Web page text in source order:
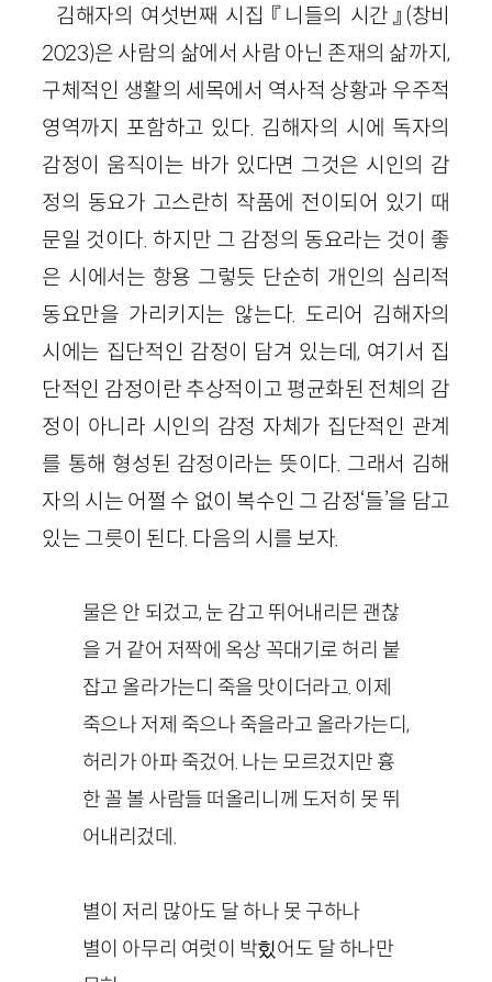
김해자의 여섯번째 시집 『니들의 시간』(창비
2023)은 사람의 삶에서 사람 아닌 존재의 삶까지,
구체적인 생활의 세목에서 역사적 상황과 우주적
영역까지 포함하고 있다. 김해자의 시에 독자의
감정이 움직이는 바가 있다면 그것은 시인의 감
정의 동요가 고스란히 작품에 전이되어 있기 때
문일 것이다. 하지만 그 감정의 동요라는 것이 좋
은 시에서는 항용 그렇듯 단순히 개인의 심리적
동요만을 가리키지는 않는다. 도리어 김해자의
시에는 집단적인 감정이 담겨 있는데, 여기서 집
단적인 감정이란 추상적이고 평균화된 전체의 감
정이 아니라 시인의 감정 자체가 집단적인 관계
를 통해 형성된 감정이라는 뜻이다. 그래서 김해
자의 시는 어쩔 수 없이 복수인 그 감정‘들’을 담고
있는 그릇이 된다. 다음의 시를 보자.
물은 안 되겄고, 눈 감고 뛰어내리믄 괜찮
을 거 같어 저짝에 옥상 꼭대기로 허리 붙
잡고 올라가는디 죽을 맛이더라고. 이제
죽으나 저제 죽으나 죽을라고 올라가는디,
허리가 아파 죽겄어. 나는 모르겄지만 흉
한 꼴 볼 사람들 떠올리니께 도저히 못 뛰
어내리겄데.
별이 저리 많아도 달 하나 못 구하나
별이 아무리 여럿이 박힜어도 달 하나만